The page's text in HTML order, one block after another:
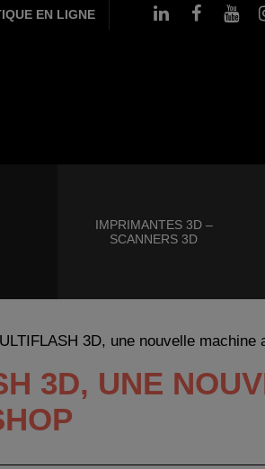
EN LIGNE
IMPRIMANTES 3D –
SCANNERS 3D
3D, une nouvelle machine
3D, UNE